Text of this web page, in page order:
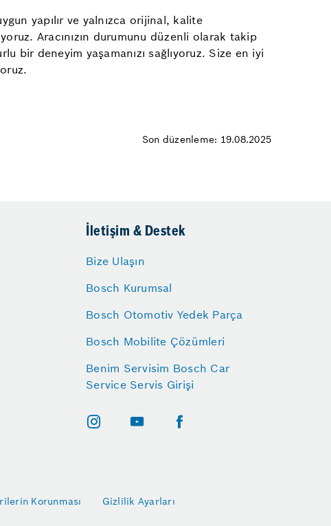
yapılır ve yalnızca orijinal, kalite
Aracınızın durumunu düzenli olarak takip
bir deneyim yaşamanızı sağlıyoruz. Size en iyi
Son düzenleme: 19.08.2025
İletişim & Destek
Bize Ulaşın
Bosch Kurumsal
Bosch Otomotiv Yedek Parça
Bosch Mobilite Çözümleri
Benim Servisim Bosch Car
Service Servis Girişi
Korunması Gizlilik Ayarları